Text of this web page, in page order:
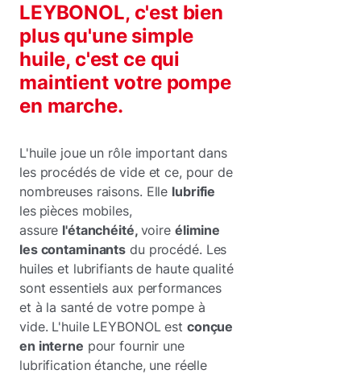
LEYBONOL, c'est bien
plus qu'une simple
huile, c'est ce qui
maintient votre pompe
en marche.
L'huile joue un rôle important dans
les procédés de vide et ce, pour de
nombreuses raisons. Elle lubrifie
les pièces mobiles,
assure l'étanchéité, voire élimine
les contaminants du procédé. Les
huiles et lubrifiants de haute qualité
sont essentiels aux performances
et à la santé de votre pompe à
vide. L'huile LEYBONOL est conçue
en interne pour fournir une
lubrification étanche, une réelle